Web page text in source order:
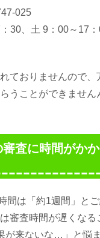
025
30、土 9：00～17：
ておりませんので、
うことができません
査に時間がか
間は「約1週間」と
審査時間が遅くなる
が来ないな…」と悩